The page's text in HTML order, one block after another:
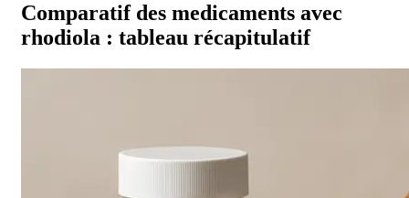
Comparatif des medicaments avec
rhodiola : tableau récapitulatif